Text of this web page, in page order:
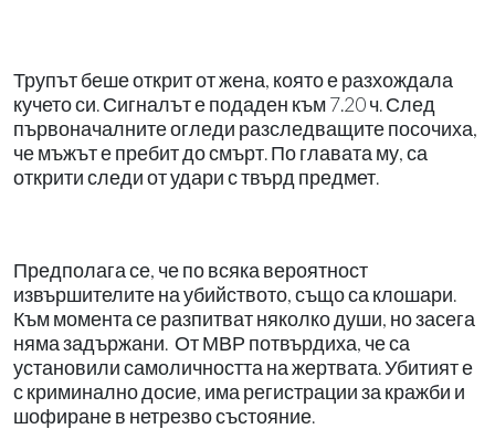
Трупът беше открит от жена, която е разхождала
кучето си. Сигналът е подаден към 7.20 ч. След
първоначалните огледи разследващите посочиха,
че мъжът е пребит до смърт. По главата му, са
открити следи от удари с твърд предмет.
Предполага се, че по всяка вероятност
извършителите на убийството, също са клошари.
Към момента се разпитват няколко души, но засега
няма задържани. От МВР потвърдиха, че са
установили самоличността на жертвата. Убитият е
с криминално досие, има регистрации за кражби и
шофиране в нетрезво състояние.